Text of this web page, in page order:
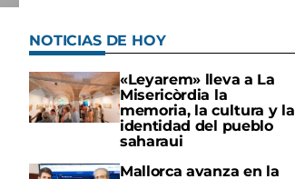
NOTICIAS DE HOY
«Leyarem» lleva a La
Misericòrdia la
memoria, la cultura y la
identidad del pueblo
saharaui
Mallorca avanza en la